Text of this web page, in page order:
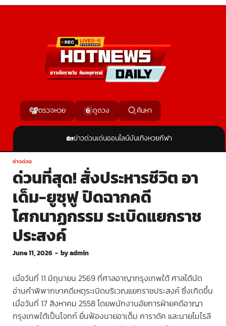
ตรวจหวย ดูดวง ค้นหา
🏡ข่าวด่วนเด่นออนไลน์บันเทิงหวยกีฬา
ข่าวด่วน
ด่วนที่สุด! สั่งประหารชีวิต อา
เด็ม-ยูซุฟู ปิดฉากคดี
โศกนาฏกรรม ระเบิดแยกราช
ประสงค์
June 11, 2026 - byadmin
เมื่อวันที่ 11 มิถุนายน 2569 ที่ศาลอาญากรุงเทพใต้ ศาลได้นัด
อ่านคำพิพากษาคดีเหตุระเบิดบริเวณแยกราชประสงค์ ซึ่งเกิดขึ้น
เมื่อวันที่ 17 สิงหาคม 2558 โดยพนักงานอัยการฝ่ายคดีอาญา
กรุงเทพใต้เป็นโจทก์ ยื่นฟ้องนายอาเด็ม คาราดัค และนายไมไรลี